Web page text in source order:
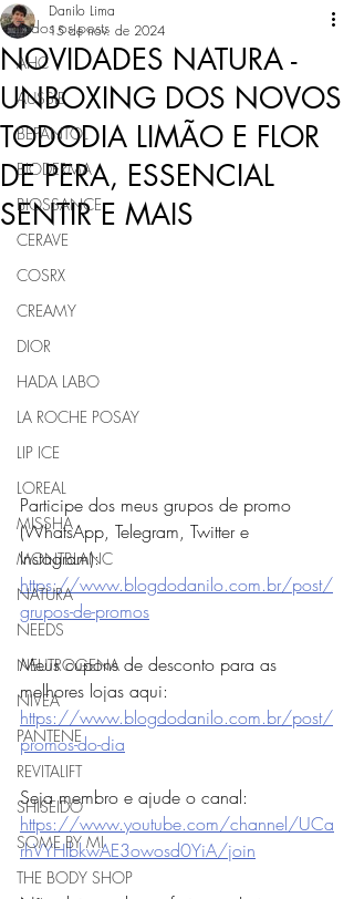
Todos os posts
AHC
AUSSIE
BEPANTOL
BIODERMA
BIOSSANCE
CERAVE
COSRX
CREAMY
DIOR
HADA LABO
LA ROCHE POSAY
LIP ICE
LOREAL
MISSHA
MONTBLANC
NATURA
NEEDS
NEUTROGENA
NIVEA
PANTENE
REVITALIFT
SHISEIDO
SOME BY MI
THE BODY SHOP
NOVIDADES NATURA -
UNBOXING DOS NOVOS
TODODIA LIMÃO E FLOR
DE PERA, ESSENCIAL
SENTIR E MAIS
Danilo Lima
15 de nov. de 2024
Participe dos meus grupos de promo
(WhatsApp, Telegram, Twitter e
Instagram):
https://www.blogdodanilo.com.br/post/
grupos-de-promos
Meus cupons de desconto para as
melhores lojas aqui:
https://www.blogdodanilo.com.br/post/
promos-do-dia
Seja membro e ajude o canal:
https://www.youtube.com/channel/UCa
rhVYHIbkwAE3owosd0YiA/join